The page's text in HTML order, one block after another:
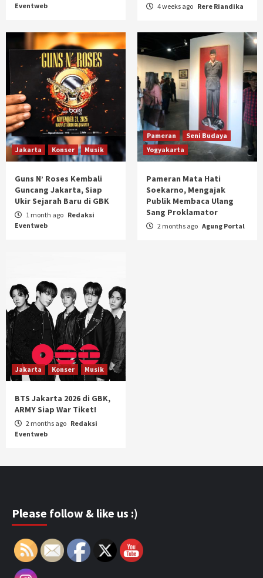
Eventweb
4 weeks ago Rere Riandika
Jakarta Konser Musik
Guns N’ Roses Kembali
Guncang Jakarta, Siap
Ukir Sejarah Baru di GBK
1 month ago Redaksi
Eventweb
Pameran
Seni Budaya
Yogyakarta
Pameran Mata Hati
Soekarno, Mengajak
Publik Membaca Ulang
Sang Proklamator
2 months ago Agung Portal
Jakarta Konser Musik
BTS Jakarta 2026 di GBK,
ARMY Siap War Tiket!
2 months ago Redaksi
Eventweb
Please follow & like us :)